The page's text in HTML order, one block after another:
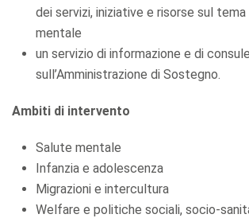
dei servizi, iniziative e risorse sul
mentale
un servizio di informazione e di
sull’Amministrazione di Sostegno.
Ambiti di intervento
Salute mentale
Infanzia e adolescenza
Migrazioni e intercultura
Welfare e politiche sociali, socio-